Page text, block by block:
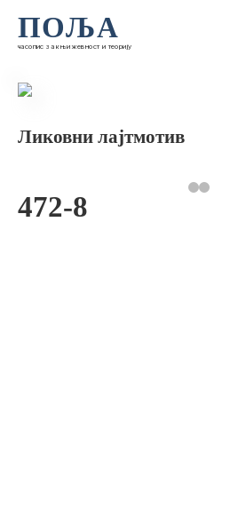
ПОЉА
часопис за књижевност и теорију
Ликовни лајтмотив
472-8